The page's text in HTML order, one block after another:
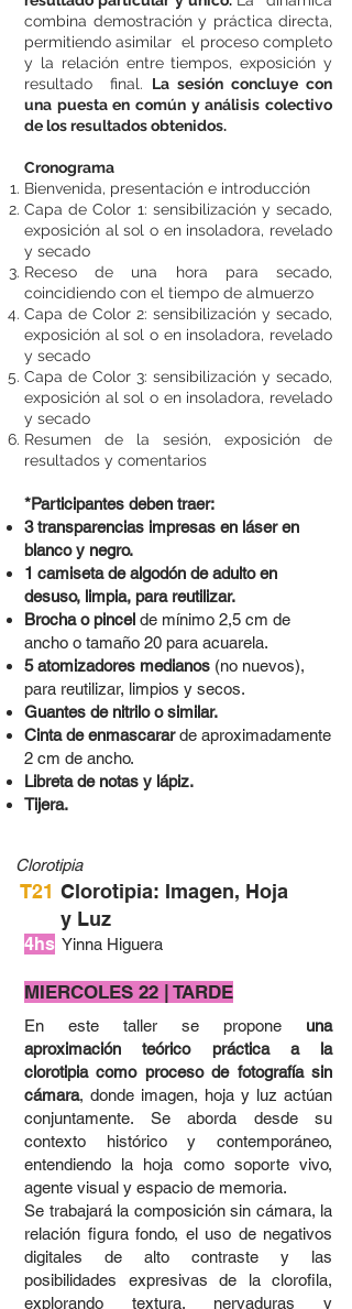
combina demostración y práctica directa,
permitiendo asimilar el proceso completo
y la relación entre tiempos, exposición y
resultado final. La sesión concluye con
una puesta en común y análisis colectivo
de los resultados obtenidos.
Cronograma
Bienvenida, presentación e introducción
Capa de Color 1: sensibilización y secado,
exposición al sol o en insoladora, revelado
y secado
Receso de una hora para secado,
coincidiendo con el tiempo de almuerzo
Capa de Color 2: sensibilización y secado,
exposición al sol o en insoladora, revelado
y secado
Capa de Color 3: sensibilización y secado,
exposición al sol o en insoladora, revelado
y secado
Resumen de la sesión, exposición de
resultados y comentarios
*Participantes deben traer:
3 transparencias impresas en láser en
blanco y negro.
1 camiseta de algodón de adulto en
desuso, limpia, para reutilizar.
Brocha o pincel de mínimo 2,5 cm de
ancho o tamaño 20 para acuarela.
5 atomizadores medianos (no nuevos),
para reutilizar, limpios y secos.
Guantes de nitrilo o similar.
Cinta de enmascararde aproximadamente
2 cm de ancho.
Libreta de notas y lápiz.
Tijera.
Clorotipia
T21 Clorotipia: Imagen, Hoja
y Luz
4hs Yinna Higuera
MIERCOLES 22 | TARDE
En este taller se propone una
aproximación teórico práctica a la
clorotipia como proceso de fotografía sin
cámara, donde imagen, hoja y luz actúan
conjuntamente. Se aborda desde su
contexto histórico y contemporáneo,
entendiendo la hoja como soporte vivo,
agente visual y espacio de memoria.
Se trabajará la composición sin cámara, la
relación figura fondo, el uso de negativos
digitales de alto contraste y las
posibilidades expresivas de la clorofila,
explorando textura, nervaduras y